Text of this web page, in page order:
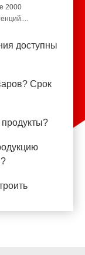
2000
доступны
Срок
продукты?
процесс